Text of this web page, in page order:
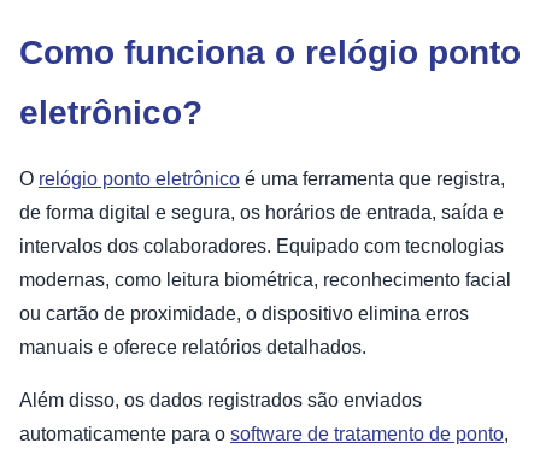
Como funciona o relógio ponto
eletrônico?
O relógio ponto eletrônico é uma ferramenta que registra,
de forma digital e segura, os horários de entrada, saída e
intervalos dos colaboradores. Equipado com tecnologias
modernas, como leitura biométrica, reconhecimento facial
ou cartão de proximidade, o dispositivo elimina erros
manuais e oferece relatórios detalhados.
Além disso, os dados registrados são enviados
automaticamente para o software de tratamento de ponto,